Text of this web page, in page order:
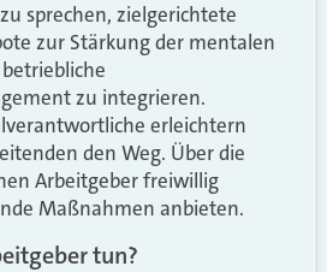
sprechen, zielgerichtete
zur Stärkung der mentalen
zu integrieren.
erleichtern
den Weg. Über die
Arbeitgeber freiwillig
Maßnahmen anbieten.
tun?